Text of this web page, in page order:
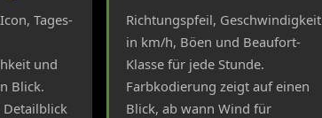
Tages-
und
Blick.
Richtungspfeil, Geschwindigkeit
in km/h, Böen und Beaufort-
Klasse für jede Stunde.
Farbkodierung zeigt auf einen
Blick, ab wann Wind für